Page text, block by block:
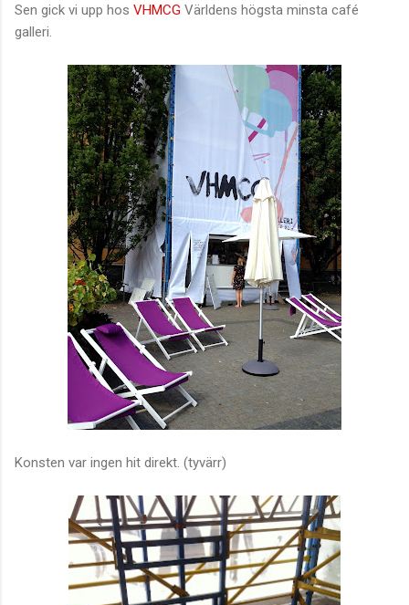
Sen gick vi upp hos VHMCG Världens högsta minsta café
galleri.
Konsten var ingen hit direkt. (tyvärr)